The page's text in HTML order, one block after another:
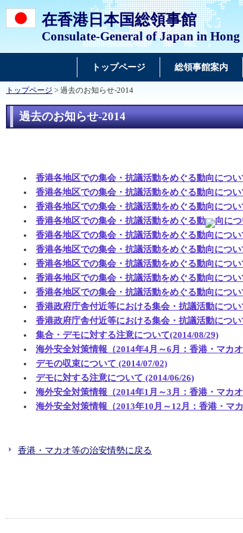
在香港日本国総領事館
Consulate-General of Japan in
トップページ 総領事館案内
トップページ > 過去のお知らせ-2014
過去のお知らせ-2014
香港各地区での集会・抗議活動をめぐる動向につ
香港各地区での集会・抗議活動をめぐる動向につ
香港各地区での集会・抗議活動をめぐる動向につ
香港各地区での集会・抗議活動をめぐる動
向に
香港各地区での集会・抗議活動をめぐる動向につ
香港各地区での集会・抗議活動をめぐる動向につ
香港各地区での集会・抗議活動をめぐる動向につ
香港各地区での集会・抗議活動をめぐる動向につ
香港各地区での集会・抗議活動をめぐる動向につ
香港政府庁舎付近等における集会・抗議活動につ
香港政府庁舎付近等における集会・抗議活動につい
集合・デモに対する注意について(2014/08/29)
海外安全対策情報（2014年4月～6月：香港・マカ
デモの収束について (2014/07/02)
デモに対する注意について (2014/06/26)
海外安全対策情報（2014年1月～3月：香港・マカ
海外安全対策情報（2013年10月～12月：香港・マ
香港・マカオ等の治安情勢に戻る